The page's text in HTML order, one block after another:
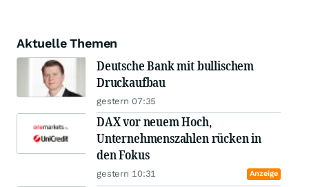
Aktuelle Themen
Deutsche Bank mit bullischem
Druckaufbau
gestern 07:35
DAX vor neuem Hoch,
Unternehmenszahlen rücken in
den Fokus
gestern 10:31 Anzeige